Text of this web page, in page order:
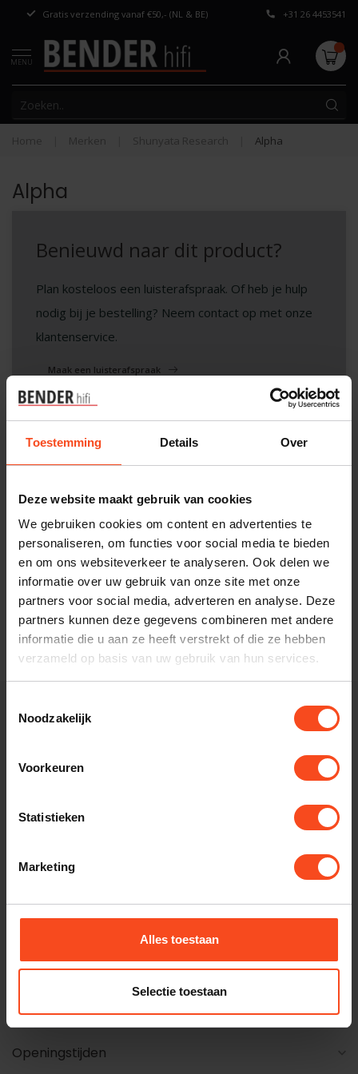
Toestemming Details Over
Deze website maakt gebruik van cookies
We gebruiken cookies om content en advertenties te
personaliseren, om functies voor social media te bieden
en om ons websiteverkeer te analyseren. Ook delen we
informatie over uw gebruik van onze site met onze
partners voor social media, adverteren en analyse. Deze
partners kunnen deze gegevens combineren met andere
informatie die u aan ze heeft verstrekt of die ze hebben
verzameld op basis van uw gebruik van hun services.
Noodzakelijk
Voorkeuren
Statistieken
Marketing
Alles toestaan
Selectie toestaan
Gratis verzending vanaf €50,- (NL & BE) Persoonlijk
+31 26 4453541
MENU
Home Merken Shunyata Research Alpha
Alpha
Benieuwd naar dit product?
Plan kosteloos een luisterafspraak. Of heb je hulp
nodig bij je bestelling? Neem contact op met onze
klantenservice.
Maak een luisterafspraak
Geen producten gevonden!
GA VERDER MET WINKELEN
Openingstijden